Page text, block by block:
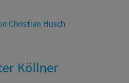
Christian Husch
Köllner